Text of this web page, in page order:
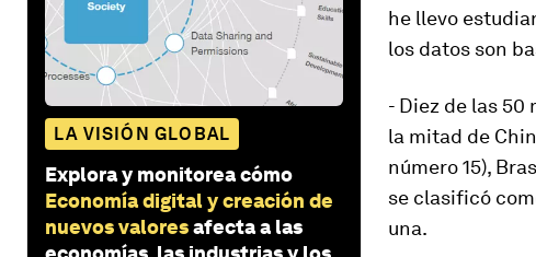
LA VISIÓN GLOBAL
Explora y monitorea cómo
Economía digital y creación de
nuevos valoresafecta a las
he llevo
los datos son
- Diez de las 50
la mitad de
número 15),
se clasificó
una.